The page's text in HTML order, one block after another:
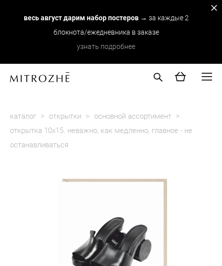
весь август дарим набор постеров→ за каждые 2
блокнота/ежедневника в заказе
узнать подробнее
каталог > открытки > основной ассортимент >
открытка 10х15. неважно, как медленно, главное - не
останавливаться